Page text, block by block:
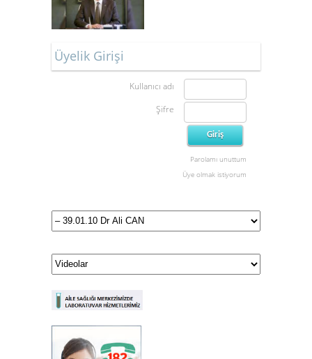
Üyelik Girişi
Kullanıcı adı
Şifre
Parolamı unuttum
Üye olmak istiyorum